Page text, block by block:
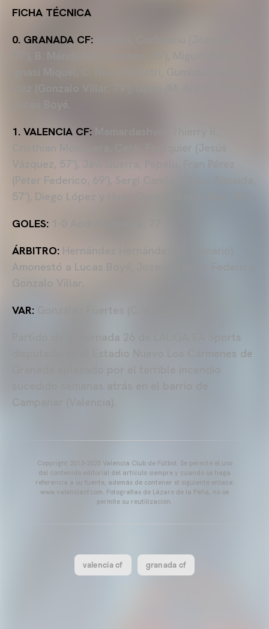
FICHA TÉCNICA
0. GRANADA CF:
1. VALENCIA CF:
Vázquez, 57’), Javi Guerra, Pepelu, Fran Pérez
(Peter Federico, 69’), Sergi Canós (André Almeida,
57’), Diego López y Hugo Duro (Alberto Marí, 86’).
GOLES: 1-0 André Almeida, 77’.
ÁRBITRO: Hernández Hernández (C. Canario).
Amonestó a Lucas Boyé, Jozwiak, Peter Federico,
Gonzalo Villar,
VAR:
Partido de la Jornada 26 de LALIGA EA Sports
disputado en el Estadio Nuevo Los Cármenes de
Campanar (Valencia).
Copyright 2013-2025 Valencia Club de Fútbol. Se permite el uso
del contenido editorial del artículo siempre y cuando se haga
referencia a su fuente, además de contener el siguiente enlace:
www.valenciacf.com. Fotografías de Lázaro de la Peña, no se
permite su reutilización.
valencia cf granada cf